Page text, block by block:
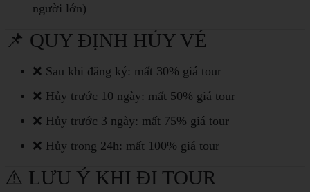
người lớn)
📌 QUY ĐỊNH HỦY VÉ
❌ Sau khi đăng ký: mất 30% giá tour
❌ Hủy trước 10 ngày: mất 50% giá tour
❌ Hủy trước 3 ngày: mất 75% giá tour
❌ Hủy trong 24h: mất 100% giá tour
⚠️ LƯU Ý KHI ĐI TOUR